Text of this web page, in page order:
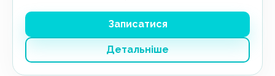
Детальніше
Записатися